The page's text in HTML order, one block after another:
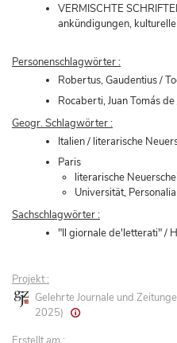
VERMISCHTE
ankündigungen,
Personenschlagwörter :
Robertus, Gaudentius /
Rocaberti, Juan Tomás
Geogr. Schlagwörter :
Italien / literarische
Paris
literarische
Universität, Personalia
Sachschlagwörter :
"Il giornale de'letterati" /
Projekt :
Gelehrte Journale und
2025)